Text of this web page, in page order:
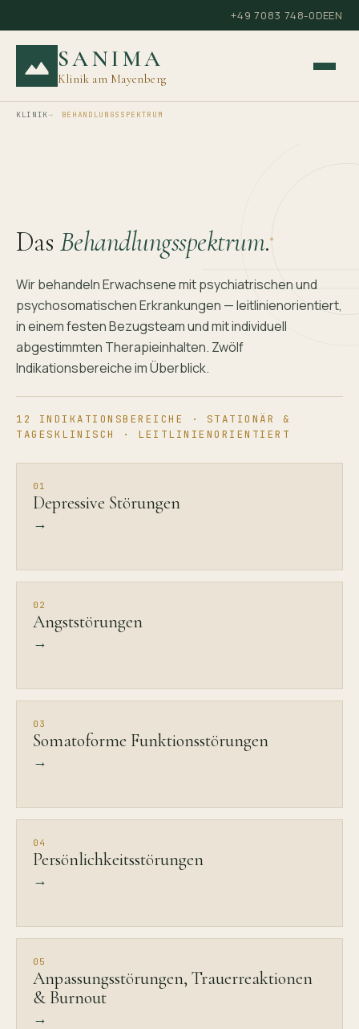
+49 7083 748-0DEEN
SANIMA
Klinik am Mayenberg
KLINIK BEHANDLUNGSSPEKTRUM
Das Behandlungsspektrum.
Wir behandeln Erwachsene mit psychiatrischen und
psychosomatischen Erkrankungen — leitlinienorientiert,
in einem festen Bezugsteam und mit individuell
abgestimmten Therapieinhalten. Zwölf
Indikationsbereiche im Überblick.
12 INDIKATIONSBEREICHE · STATIONÄR &
TAGESKLINISCH · LEITLINIENORIENTIERT
01
Depressive Störungen
→
02
Angststörungen
→
03
Somatoforme Funktionsstörungen
→
04
Persönlichkeitsstörungen
→
05
Anpassungsstörungen, Trauerreaktionen
& Burnout
→